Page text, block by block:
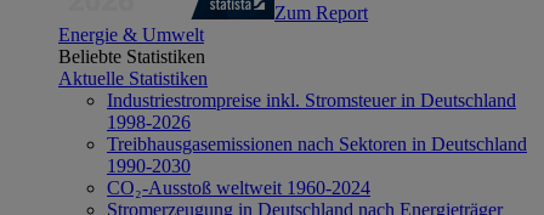
Zum Report
Energie & Umwelt
Beliebte Statistiken
Aktuelle Statistiken
Industriestrompreise inkl. Stromsteuer in Deutschland
1998-2026
Treibhausgasemissionen nach Sektoren in Deutschland
1990-2030
CO₂-Ausstoß weltweit 1960-2024
Stromerzeugung in Deutschland nach Energieträger